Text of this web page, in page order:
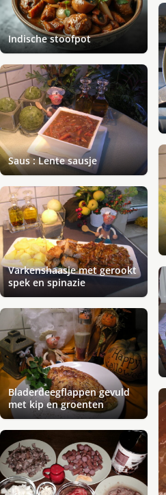
Indische stoofpot
Saus : Lente sausje
Varkenshaasje met gerookt
spek en spinazie
Bladerdeegflappen gevuld
met kip en groenten